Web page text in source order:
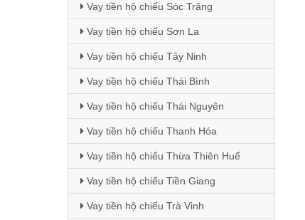
Vay tiền hộ chiếu Sóc Trăng
Vay tiền hộ chiếu Sơn La
Vay tiền hộ chiếu Tây Ninh
Vay tiền hộ chiếu Thái Bình
Vay tiền hộ chiếu Thái Nguyên
Vay tiền hộ chiếu Thanh Hóa
Vay tiền hộ chiếu Thừa Thiên Huế
Vay tiền hộ chiếu Tiền Giang
Vay tiền hộ chiếu Trà Vinh